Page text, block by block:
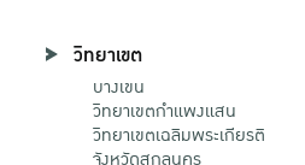
วิทยาเขต
บางเขน
วิทยาเขตกําแพงแสน
วิทยาเขตเฉลิมพระเกียรติ
จังหวัดสกลนคร